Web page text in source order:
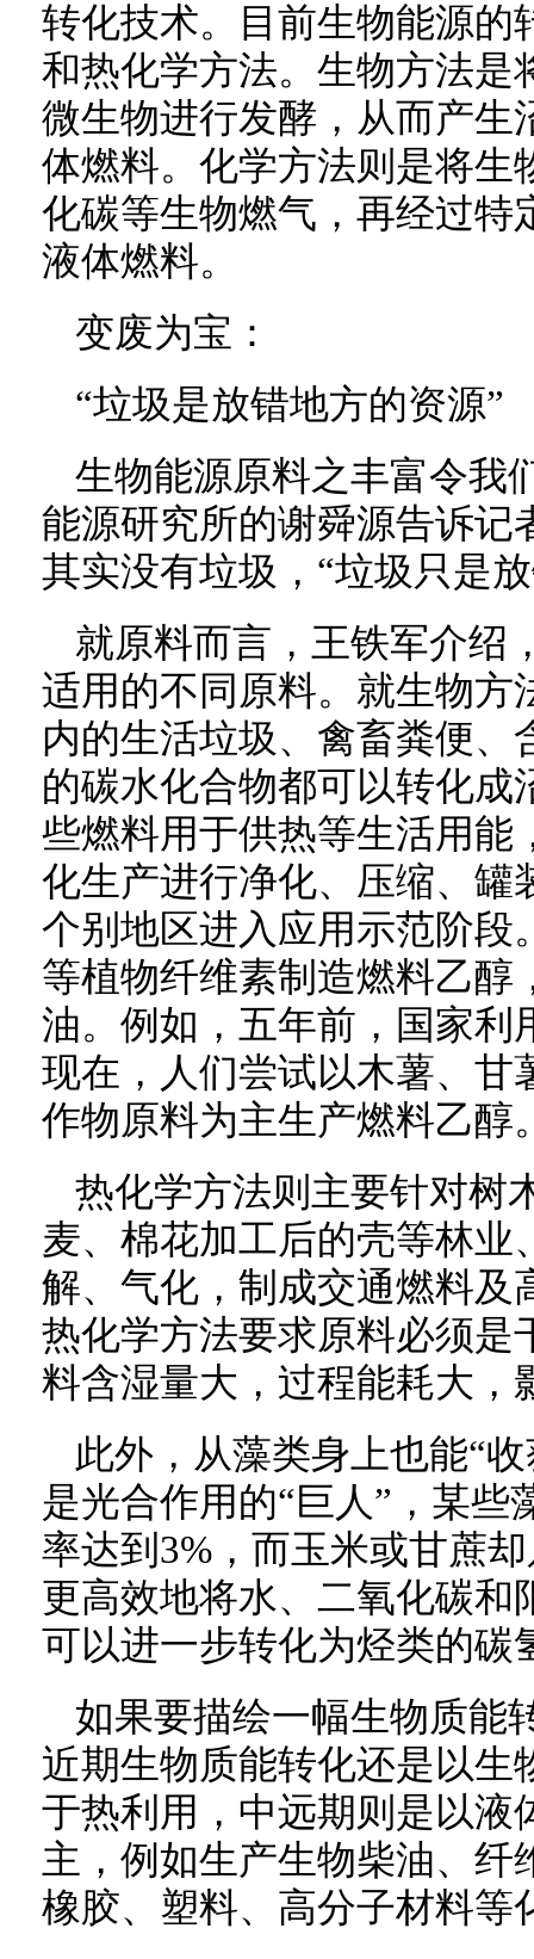
转化技术。目前生物能源的
和热化学方法。生物方法是
微生物进行发酵，从而产生
体燃料。化学方法则是将生
化碳等生物燃气，再经过特
液体燃料。
变废为宝：
“垃圾是放错地方的资源”
生物能源原料之丰富令我
能源研究所的谢舜源告诉记
其实没有垃圾，“垃圾只是
就原料而言，王铁军介绍
适用的不同原料。就生物方
内的生活垃圾、禽畜粪便、
的碳水化合物都可以转化成
些燃料用于供热等生活用能
化生产进行净化、压缩、罐
个别地区进入应用示范阶段
等植物纤维素制造燃料乙醇
油。例如，五年前，国家利
现在，人们尝试以木薯、甘
作物原料为主生产燃料乙醇
热化学方法则主要针对树
麦、棉花加工后的壳等林业
解、气化，制成交通燃料及
热化学方法要求原料必须是
料含湿量大，过程能耗大，
此外，从藻类身上也能“
是光合作用的“巨人”，某些
率达到3%，而玉米或甘蔗
更高效地将水、二氧化碳和
可以进一步转化为烃类的碳
如果要描绘一幅生物质能
近期生物质能转化还是以生
于热利用，中远期则是以液
主，例如生产生物柴油、纤
橡胶、塑料、高分子材料等